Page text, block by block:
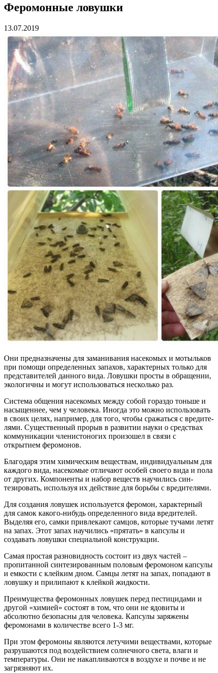
Феромонные ловушки
13.07.2019
Они предназначены для замани­вания насекомых и мотыльков
при помощи определенных запахов, ха­рактерных только для
представите­лей данного вида. Ловушки просты в обращении,
экологичны и могут использоваться несколько раз.
Система общения насекомых между собой гораздо тоньше и
насыщеннее, чем у человека. Иногда это можно ис­пользовать
в своих целях, например, для того, чтобы сражаться с вредите­
лями. Существенный прорыв в разви­тии науки о средствах
коммуникации членистоногих произошел в связи с
открытием феромонов.
Благодаря этим химическим веще­ствам, индивидуальным для
каждого вида, насекомые отличают особей своего вида и пола
от других. Компо­ненты и набор веществ научились син­
тезировать, используя их действие для борьбы с вредителями.
Для создания ловушек используется феромон, характерный
для самок ка­кого-нибудь определенного вида вре­дителей.
Выделяя его, самки привле­кают самцов, которые тучами летят
на запах. Этот запах научились «прятать» в капсулы и
создавать ловушки специ­альной конструкции.
Самая простая разновидность со­стоит из двух частей –
пропитанной синтезированным половым феро­моном капсулы
и емкости с клейким дном. Самцы летят на запах, попадают в
ловушку и прилипают к клейкой жид­кости.
Преимущества феромонных лову­шек перед пестицидами и
другой «хи­мией» состоят в том, что они не ядови­ты и
абсолютно безопасны для чело­века. Капсулы заряжены
феромонами в количестве всего 1-3 мг.
При этом феромоны являются ле­тучими веществами, которые
разру­шаются под воздействием солнечного света, влаги и
температуры. Они не накапливаются в воздухе и почве и не
загрязняют их.